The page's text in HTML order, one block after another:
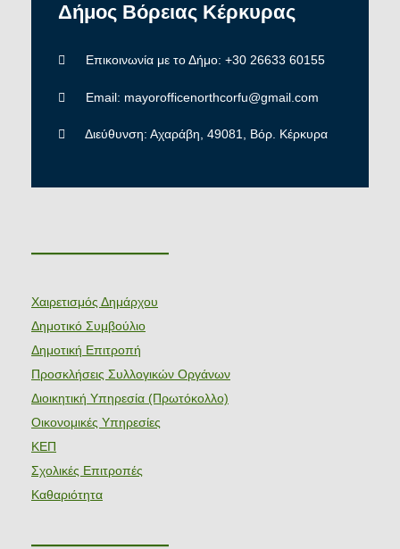
Δήμος Βόρειας Κέρκυρας
Επικοινωνία με το Δήμο: +30 26633 60155
Email: mayorofficenorthcorfu@gmail.com
Διεύθυνση: Αχαράβη, 49081, Βόρ. Κέρκυρα
———————
Χαιρετισμός Δημάρχου
Δημοτικό Συμβούλιο
Δημοτική Επιτροπή
Προσκλήσεις Συλλογικών Οργάνων
Διοικητική Υπηρεσία (Πρωτόκολλο)
Οικονομικές Υπηρεσίες
ΚΕΠ
Σχολικές Επιτροπές
Καθαριότητα
———————